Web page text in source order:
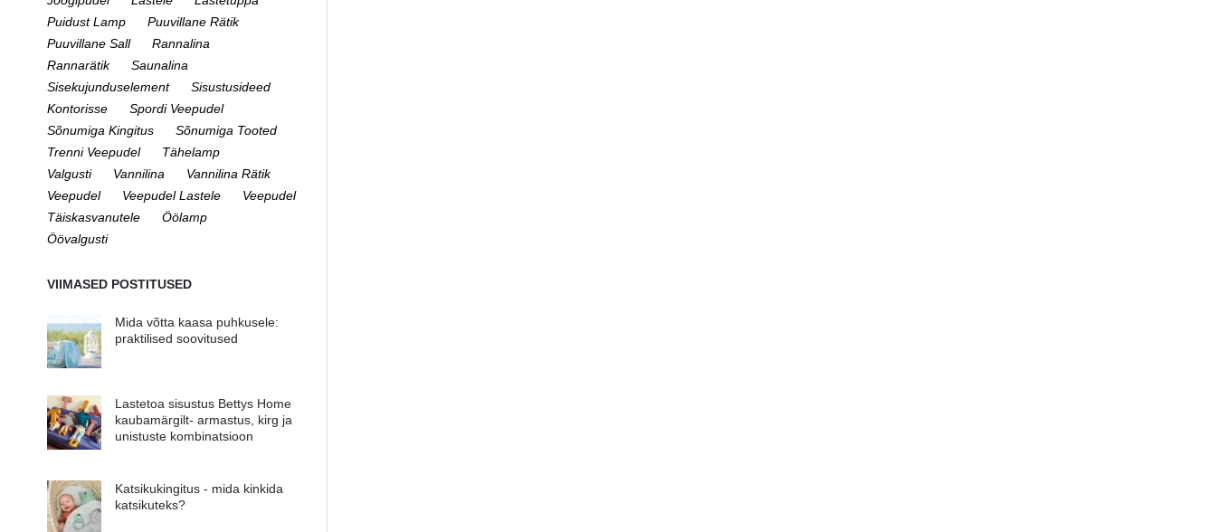
Puidust Lamp
Puuvillane Rätik
Puuvillane Sall
Rannalina
Rannarätik
Saunalina
Sisekujunduselement
Sisustusideed
Kontorisse
Spordi Veepudel
Sõnumiga Kingitus
Sõnumiga Tooted
Trenni Veepudel
Tähelamp
Valgusti
Vannilina
Vannilina Rätik
Veepudel
Veepudel Lastele
Veepudel
Täiskasvanutele
Öölamp
Öövalgusti
VIIMASED POSTITUSED
Mida võtta kaasa puhkusele:
praktilised soovitused
Lastetoa sisustus Bettys Home
kaubamärgilt- armastus, kirg ja
unistuste kombinatsioon
Katsikukingitus - mida kinkida
katsikuteks?